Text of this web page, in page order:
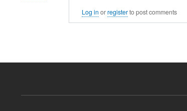
Log in orregisterto post comments